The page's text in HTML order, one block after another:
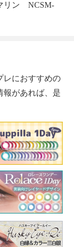
リン NCSM-
レにおすすめの
報があれば、是